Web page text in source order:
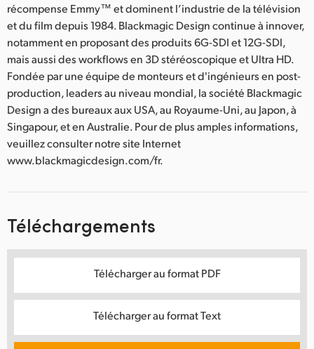
récompense Emmy™ et dominent l’industrie de la télévision
et du film depuis 1984. Blackmagic Design continue à innover,
notamment en proposant des produits 6G-SDI et 12G-SDI,
mais aussi des workflows en 3D stéréoscopique et Ultra HD.
Fondée par une équipe de monteurs et d'ingénieurs en post-
production, leaders au niveau mondial, la société Blackmagic
Design a des bureaux aux USA, au Royaume-Uni, au Japon, à
Singapour, et en Australie. Pour de plus amples informations,
veuillez consulter notre site Internet
www.blackmagicdesign.com/fr.
Téléchargements
Télécharger au format PDF
Télécharger au format Text